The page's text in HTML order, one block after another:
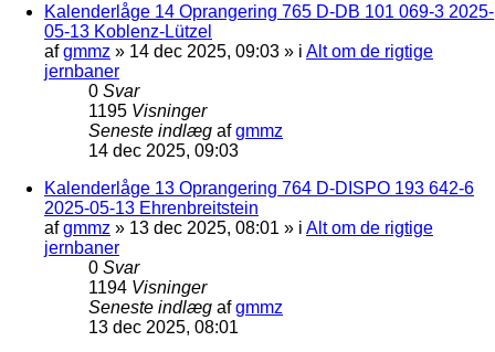
Kalenderlåge 14 Oprangering 765 D-DB 101 069-3 2025-
05-13 Koblenz-Lützel
afgmmz » 14 dec 2025, 09:03 » i Alt om de rigtige
jernbaner
0 Svar
1195 Visninger
Seneste indlæg afgmmz
14 dec 2025, 09:03
Kalenderlåge 13 Oprangering 764 D-DISPO 193 642-6
2025-05-13 Ehrenbreitstein
afgmmz » 13 dec 2025, 08:01 » i Alt om de rigtige
jernbaner
0 Svar
1194 Visninger
Seneste indlæg afgmmz
13 dec 2025, 08:01